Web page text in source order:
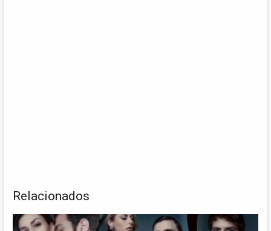
Relacionados